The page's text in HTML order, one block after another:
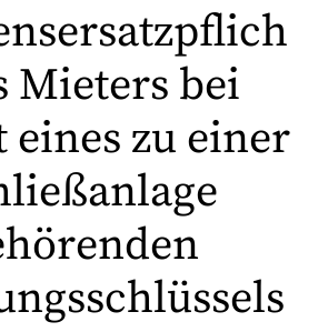
Mieters bei
eines zu einer